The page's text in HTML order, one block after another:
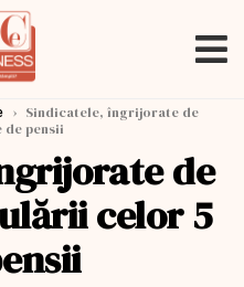
› Sindicatele, îngrijorate de
pensii
de
celor 5